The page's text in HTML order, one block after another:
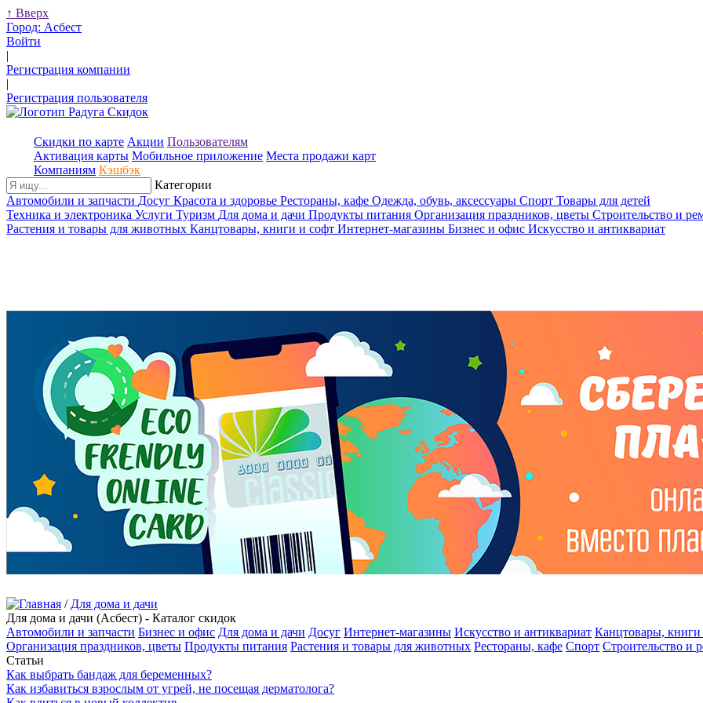
↑ Вверх
Город: Асбест
Войти
|
Регистрация компании
|
Регистрация пользователя
Скидки по карте Акции Пользователям
Активация карты Мобильное приложение Места продажи карт
Компаниям Кэшбэк
Категории
Автомобили и запчасти Досуг Красота и здоровье Рестораны, кафе Одежда, обувь, аксессуары Спорт Товары для детей
Техника и электроника Услуги Туризм Для дома и дачи Продукты питания Организация праздников, цветы Строительство и
Растения и товары для животных Канцтовары, книги и софт Интернет-магазины Бизнес и офис Искусство и антиквариат
/ Для дома и дачи
Для дома и дачи (Асбест) - Каталог скидок
Автомобили и запчасти Бизнес и офис Для дома и дачи Досуг Интернет-магазины Искусство и антиквариат Канцтовары, книги
Организация праздников, цветы Продукты питания Растения и товары для животных Рестораны, кафе Спорт Строительство и
Статьи
Как выбрать бандаж для беременных?
Как избавиться взрослым от угрей, не посещая дерматолога?